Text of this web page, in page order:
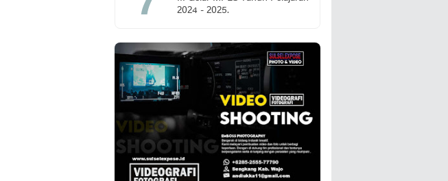
2024 - 2025.